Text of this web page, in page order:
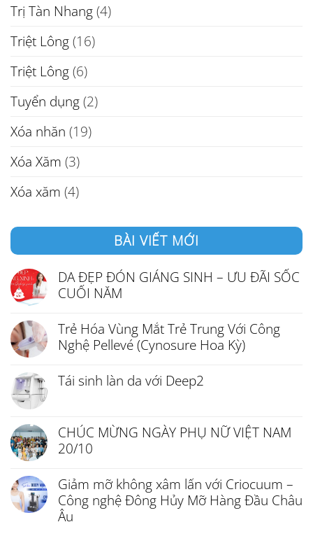
Trị Tàn Nhang(4)
Triệt Lông(16)
Triệt Lông(6)
Tuyển dụng(2)
Xóa nhăn (19)
Xóa Xăm (3)
Xóa xăm (4)
BÀI VIẾT MỚI
DA ĐẸP ĐÓN GIÁNG SINH – ƯU ĐÃI SỐC
CUỐI NĂM
Trẻ Hóa Vùng Mắt Trẻ Trung Với Công
Nghệ Pellevé (Cynosure Hoa Kỳ)
Tái sinh làn da với Deep2
CHÚC MỪNG NGÀY PHỤ NỮ VIỆT NAM
20/10
Giảm mỡ không xâm lấn với Criocuum –
Công nghệ Đông Hủy Mỡ Hàng Đầu Châu
Âu